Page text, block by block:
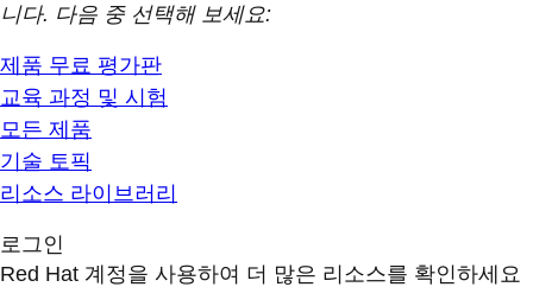
니다. 다음 중 선택해 보세요:
제품 무료 평가판
교육 과정 및 시험
모든 제품
기술 토픽
리소스 라이브러리
로그인
Red Hat 계정을 사용하여 더 많은 리소스를 확인하세요